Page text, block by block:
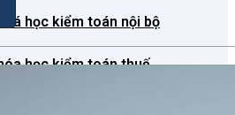
học kiểm toán nội bộ
học kiểm toán thuế